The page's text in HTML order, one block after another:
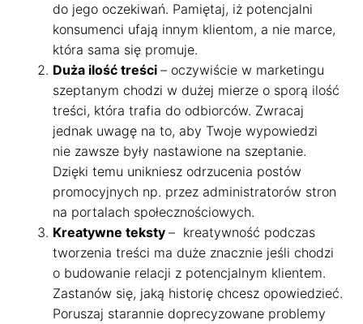
do jego oczekiwań. Pamiętaj, iż potencjalni
konsumenci ufają innym klientom, a nie marce,
która sama się promuje.
Duża ilość treści – oczywiście w marketingu
szeptanym chodzi w dużej mierze o sporą ilość
treści, która trafia do odbiorców. Zwracaj
jednak uwagę na to, aby Twoje wypowiedzi
nie zawsze były nastawione na szeptanie.
Dzięki temu unikniesz odrzucenia postów
promocyjnych np. przez administratorów stron
na portalach społecznościowych.
Kreatywne teksty – kreatywność podczas
tworzenia treści ma duże znacznie jeśli chodzi
o budowanie relacji z potencjalnym klientem.
Zastanów się, jaką historię chcesz opowiedzieć.
Poruszaj starannie doprecyzowane problemy